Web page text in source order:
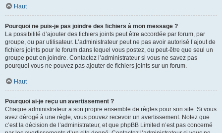
Haut
Pourquoi ne puis-je pas joindre des fichiers à mon message ?
La possibilité d’ajouter des fichiers joints peut être accordée par forum, par
groupe, ou par utilisateur. L’administrateur peut ne pas avoir autorisé l’ajout de
fichiers joints pour le forum dans lequel vous postez, ou peut-être que seul un
groupe peut en joindre. Contactez l’administrateur si vous ne savez pas
pourquoi vous ne pouvez pas ajouter de fichiers joints sur un forum.
Haut
Pourquoi ai-je reçu un avertissement ?
Chaque administrateur a son propre ensemble de règles pour son site. Si vous
avez dérogé à une règle, vous pouvez recevoir un avertissement. Notez que
c’est la décision de l’administrateur, et que phpBB Limited n’est pas concerné